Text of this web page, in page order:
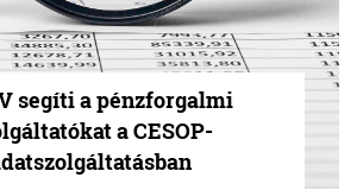
segíti a pénzforgalmi
a CESOP-